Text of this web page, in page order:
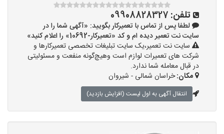
تلفن: 09908828327
لطفا پس از تماس با تعمیرکار بگویید: «آگهی شما را در
سایت نت تعمیر دیده ام و کد «تعمیرکار-10692» را اعلام کنید»
سایت نت تعمیر،یک سایت تبلیغات تخصصی تعمیرکارها و
شرکت های تعمیرات لوازم است وهیچ‌گونه منفعت و مسئولیتی
در قبال معامله شما ندارد.
مکان:خراسان شمالی - شیروان
انتقال آگهی به اول لیست (افزایش بازدید)